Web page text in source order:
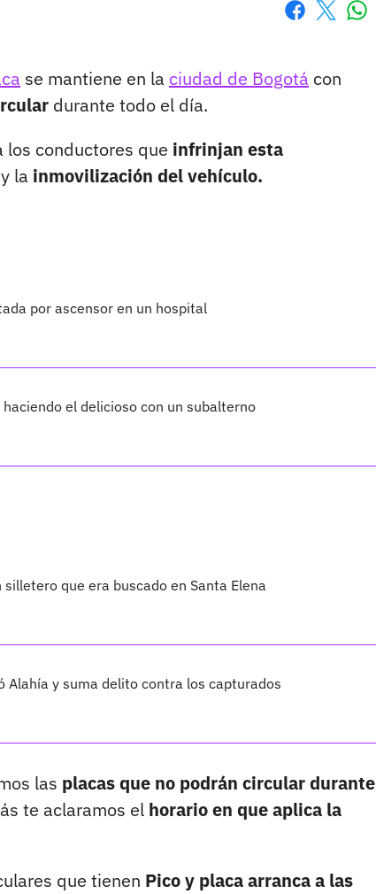
se mantiene en la ciudad de Bogotá con
durante todo el día.
los conductores que infrinjan esta
y la inmovilización del vehículo.
por ascensor en un hospital
el delicioso con un subalterno
que era buscado en Santa Elena
Alahía y suma delito contra los capturados
las placas que no podrán circular durante
te aclaramos el horario en que aplica la
que tienen Pico y placa arranca a las